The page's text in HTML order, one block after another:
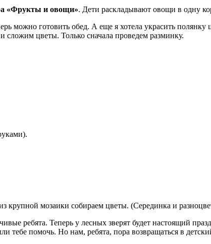
«Фрукты и овощи». Дети раскладывают овощи в одну
можно готовить обед. А еще я хотела украсить
сложим цветы. Только сначала проведем разминку.
крупной мозаики собираем цветы. (Серединка и
ребята. Теперь у лесных зверят будет настоящий
тебе помочь. Но нам, ребята, пора возвращаться в